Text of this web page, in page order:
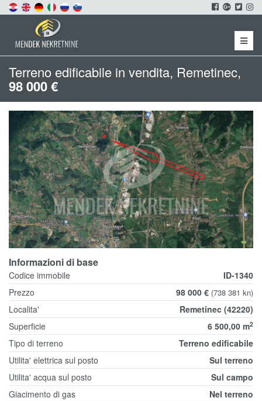
Menu
Terreno edificabile in vendita, Remetinec,
98 000 €
Informazioni di base
Codice immobile
ID-1340
Prezzo
98 000 € (738 381 kn)
Localita'
Remetinec (42220)
Superficie
6 500,00 m2
Tipo di terreno
Terreno edificabile
Utilita' elettrica sul posto
Sul terreno
Utilita' acqua sul posto
Sul campo
Giacimento di gas
Nel terreno